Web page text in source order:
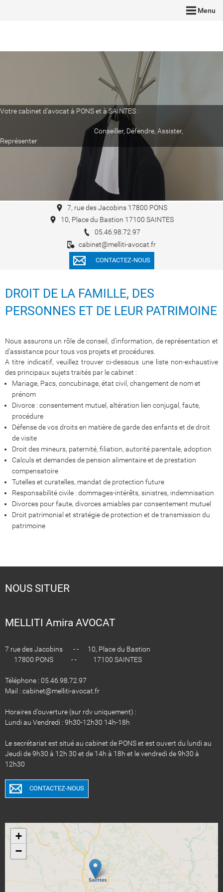
Menu
Votre cabinet d'avocat à PONS et à SAINTES :
Conseiller, Défendre, Assister,
Représenter
7, rue des Jacobins 17800 PONS
10, Place du Bastion 17100 SAINTES
05.46.98.72.97
cabinet@melliti-avocat.fr
CONTACTEZ-NOUS
DROIT DE LA FAMILLE, DES
PERSONNES ET DE LEUR PATRIMOINE
Nous assurons un rôle de conseil, d'information, de représentation et
d'assistance pour tous vos projets et procédures.
A titre indicatif, veuillez trouver ci-dessous une liste non-exhaustive
des principaux sujets traités par le cabinet :
Mariage, Pacs, concubinage, état civil, changement de nom et
prénom
Divorce : consentement mutuel, altération lien conjugal, faute,
procédure
Défense de vos droits en matière de garde des enfants et de droit
de visite
Droit des mineurs, paternité, filiation, autorité parentale, adoption
Calculs et demandes de pension alimentaire et de prestation
compensatoire
Tutelles et curatelles, mandat de protection future
Responsabilité civile : dommages-intérêts, sinistres, indemnisation
Divorces pour faute, divorces amiables par consentement mutuel
Droit patrimonial et stratégie de protection et de transmission du
patrimoine
NOUS SITUER
MELLITI Amira AVOCAT
7 rue des Jacobins - - 10, Place du Bastion
17800 PONS - - 17100 SAINTES
Téléphone : 05.46.98.72.97
Mail : cabinet@melliti-avocat.fr
Horaires d'ouverture (sur rdv uniquement) :
Lundi au Vendredi : 9h30-12h30 14h-18h
Le secrétariat est situé au cabinet de PONS et est ouvert du lundi au
Jeudi de 9h30 à 12h 30 et de 14h à 18h et le vendredi de 9h30 à
12h30
CONTACTEZ-NOUS
+
−